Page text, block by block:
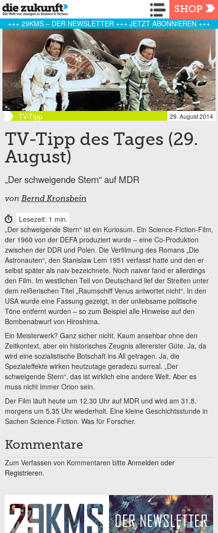
Navigation
SHOP
+++ 29KMS – DER NEWSLETTER +++ JETZT ABONNIEREN +++
TV-Tipp 29. August 2014
TV-Tipp des Tages (29.
August)
„Der schweigende Stern“ auf MDR
von Bernd Kronsbein
Lesezeit: 1 min.
„Der schweigende Stern“ ist ein Kuriosum. Ein Science-Fiction-Film,
der 1960 von der DEFA produziert wurde – eine Co-Produktion
zwischen der DDR und Polen. Die Verfilmung des Romans „Die
Astronauten“, den Stanislaw Lem 1951 verfasst hatte und den er
selbst später als naiv bezeichnete. Noch naiver fand er allerdings
den Film. Im westlichen Teil von Deutschand lief der Streifen unter
dem reißerischen Titel „Raumschiff Venus antwortet nicht“. In den
USA wurde eine Fassung gezeigt, in der unliebsame politische
Töne entfernt wurden – so zum Beispiel alle Hinweise auf den
Bombenabwurf von Hiroshima.
Ein Meisterwerk? Ganz sicher nicht. Kaum ansehbar ohne den
Zeitkontext, aber ein historisches Zeugnis allererster Güte. Ja, da
wird eine sozialistische Botschaft ins All getragen. Ja, die
Spezialeffekte wirken heutzutage geradezu surreal. „Der
schweigende Stern“, das ist wirklich eine andere Welt. Aber es
muss nicht immer Orion sein.
Der Film läuft heute um 12.30 Uhr auf MDR und wird am 31.8.
morgens um 5.35 Uhr wiederholt. Eine kleine Geschichtsstunde in
Sachen Science-Fiction. Was für Forscher.
Kommentare
Zum Verfassen von Kommentaren bitte Anmelden oder
Registrieren.